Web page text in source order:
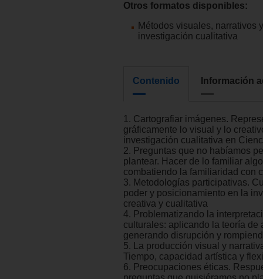
Otros formatos disponibles:
Métodos visuales, narrativos
investigación cualitativa
Contenido Información
1. Cartografiar imágenes.
gráficamente lo visual y lo
investigación cualitativa en
2. Preguntas que no habíamos
plantear. Hacer de lo familiar
combatiendo la familiaridad con
3. Metodologías participativas.
poder y posicionamiento en la
creativa y cualitativa
4. Problematizando la
culturales: aplicando la teoría de
generando disrupción y
5. La producción visual y
Tiempo, capacidad artística y
6. Preocupaciones éticas.